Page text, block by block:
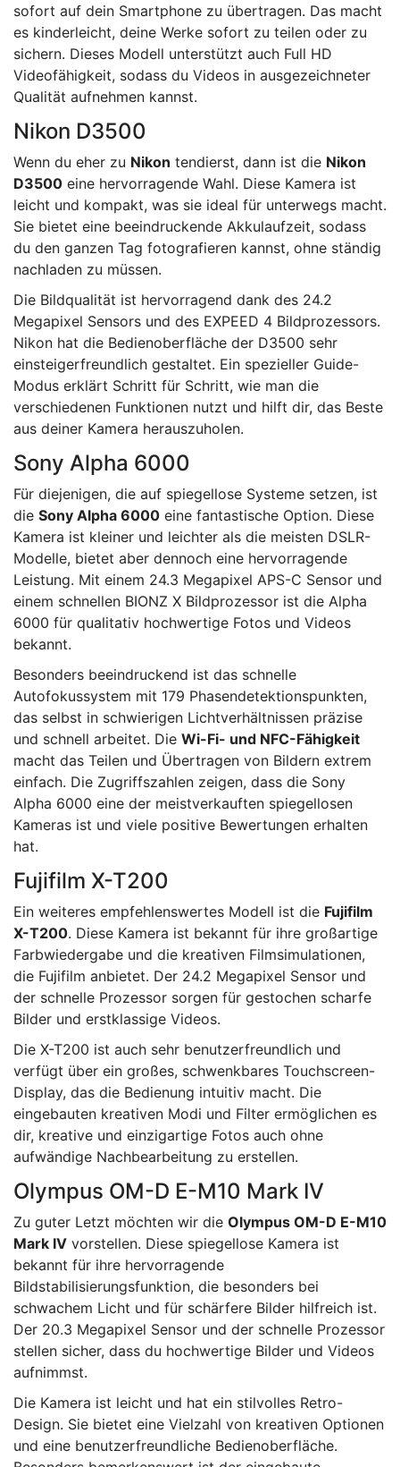
sofort auf dein Smartphone zu übertragen. Das macht
es kinderleicht, deine Werke sofort zu teilen oder zu
sichern. Dieses Modell unterstützt auch Full HD
Videofähigkeit, sodass du Videos in ausgezeichneter
Qualität aufnehmen kannst.
Nikon D3500
Wenn du eher zu Nikon tendierst, dann ist die Nikon
D3500 eine hervorragende Wahl. Diese Kamera ist
leicht und kompakt, was sie ideal für unterwegs macht.
Sie bietet eine beeindruckende Akkulaufzeit, sodass
du den ganzen Tag fotografieren kannst, ohne ständig
nachladen zu müssen.
Die Bildqualität ist hervorragend dank des 24.2
Megapixel Sensors und des EXPEED 4 Bildprozessors.
Nikon hat die Bedienoberfläche der D3500 sehr
einsteigerfreundlich gestaltet. Ein spezieller Guide-
Modus erklärt Schritt für Schritt, wie man die
verschiedenen Funktionen nutzt und hilft dir, das Beste
aus deiner Kamera herauszuholen.
Sony Alpha 6000
Für diejenigen, die auf spiegellose Systeme setzen, ist
die Sony Alpha 6000 eine fantastische Option. Diese
Kamera ist kleiner und leichter als die meisten DSLR-
Modelle, bietet aber dennoch eine hervorragende
Leistung. Mit einem 24.3 Megapixel APS-C Sensor und
einem schnellen BIONZ X Bildprozessor ist die Alpha
6000 für qualitativ hochwertige Fotos und Videos
bekannt.
Besonders beeindruckend ist das schnelle
Autofokussystem mit 179 Phasendetektionspunkten,
das selbst in schwierigen Lichtverhältnissen präzise
und schnell arbeitet. Die Wi-Fi- und NFC-Fähigkeit
macht das Teilen und Übertragen von Bildern extrem
einfach. Die Zugriffszahlen zeigen, dass die Sony
Alpha 6000 eine der meistverkauften spiegellosen
Kameras ist und viele positive Bewertungen erhalten
hat.
Fujifilm X-T200
Ein weiteres empfehlenswertes Modell ist die Fujifilm
X-T200. Diese Kamera ist bekannt für ihre großartige
Farbwiedergabe und die kreativen Filmsimulationen,
die Fujifilm anbietet. Der 24.2 Megapixel Sensor und
der schnelle Prozessor sorgen für gestochen scharfe
Bilder und erstklassige Videos.
Die X-T200 ist auch sehr benutzerfreundlich und
verfügt über ein großes, schwenkbares Touchscreen-
Display, das die Bedienung intuitiv macht. Die
eingebauten kreativen Modi und Filter ermöglichen es
dir, kreative und einzigartige Fotos auch ohne
aufwändige Nachbearbeitung zu erstellen.
Olympus OM-D E-M10 Mark IV
Zu guter Letzt möchten wir die Olympus OM-D E-M10
Mark IV vorstellen. Diese spiegellose Kamera ist
bekannt für ihre hervorragende
Bildstabilisierungsfunktion, die besonders bei
schwachem Licht und für schärfere Bilder hilfreich ist.
Der 20.3 Megapixel Sensor und der schnelle Prozessor
stellen sicher, dass du hochwertige Bilder und Videos
aufnimmst.
Die Kamera ist leicht und hat ein stilvolles Retro-
Design. Sie bietet eine Vielzahl von kreativen Optionen
und eine benutzerfreundliche Bedienoberfläche.